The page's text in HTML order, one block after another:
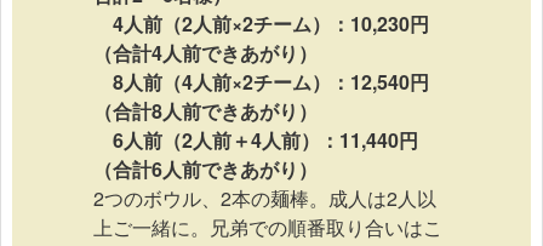
4人前（2人前×2チーム）：10,230円
（合計4人前できあがり）
8人前（4人前×2チーム）：12,540円
（合計8人前できあがり）
6人前（2人前＋4人前）：11,440円
（合計6人前できあがり）
2つのボウル、2本の麺棒。成人は2人以
上ご一緒に。兄弟での順番取り合いはこ